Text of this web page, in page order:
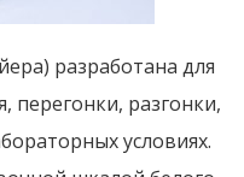
разработана для
перегонки, разгонки,
условиях.